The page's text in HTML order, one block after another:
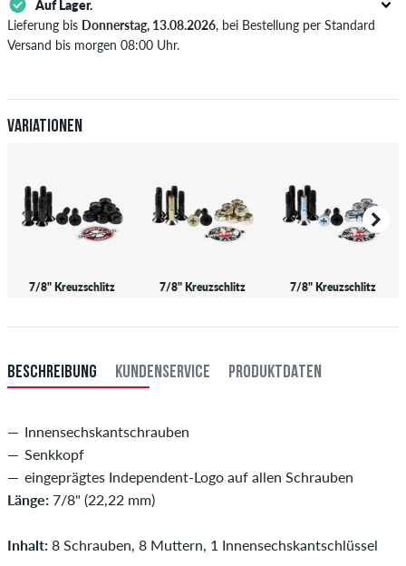
Auf Lager.
Lieferung bis Donnerstag, 13.08.2026, bei Bestellung per Standard
Versand bis morgen 08:00 Uhr.
deiner Überweisung an dich versendet. Weitere Infos zuVersand&
Zahlung .
Variationen
7/8" Kreuzschlitz 7/8" Kreuzschlitz 7/8" Kreuzschlitz
BESCHREIBUNG KUNDENSERVICE PRODUKTDATEN
Innensechskantschrauben
Senkkopf
eingeprägtes Independent-Logo auf allen Schrauben
Länge: 7/8" (22,22 mm)
Inhalt: 8 Schrauben, 8 Muttern, 1 Innensechskantschlüssel